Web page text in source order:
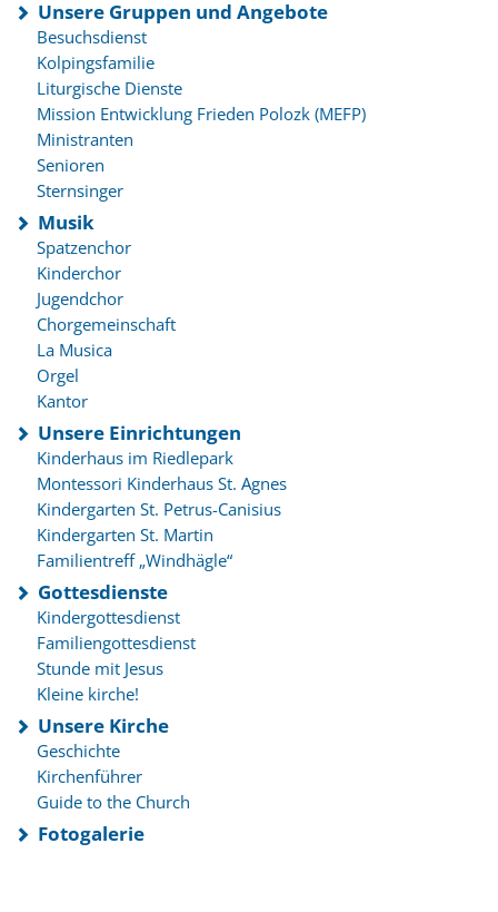
Unsere Gruppen und Angebote
Besuchsdienst
Kolpingsfamilie
Liturgische Dienste
Mission Entwicklung Frieden Polozk (MEFP)
Ministranten
Senioren
Sternsinger
Musik
Spatzenchor
Kinderchor
Jugendchor
Chorgemeinschaft
La Musica
Orgel
Kantor
Unsere Einrichtungen
Kinderhaus im Riedlepark
Montessori Kinderhaus St. Agnes
Kindergarten St. Petrus-Canisius
Kindergarten St. Martin
Familientreff „Windhägle“
Gottesdienste
Kindergottesdienst
Familiengottesdienst
Stunde mit Jesus
Kleine kirche!
Unsere Kirche
Geschichte
Kirchenführer
Guide to the Church
Fotogalerie